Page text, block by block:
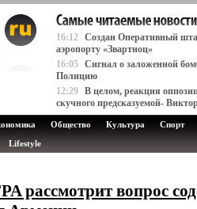
16:12 Создан Оперативный
аэропорту «Звартноц»
16:05 Сигнал о заложенной
Полицию
12:29 В целом, реакция
скучного предсказуемой-
Общество Культура
Спорт
Lifestyle
рассмотрит вопрос